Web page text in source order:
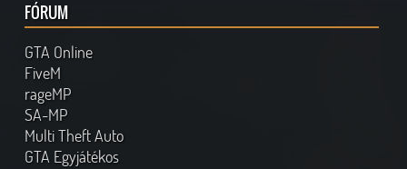
FÓRUM
GTA Online
FiveM
rageMP
SA-MP
Multi Theft Auto
GTA Egyjátékos